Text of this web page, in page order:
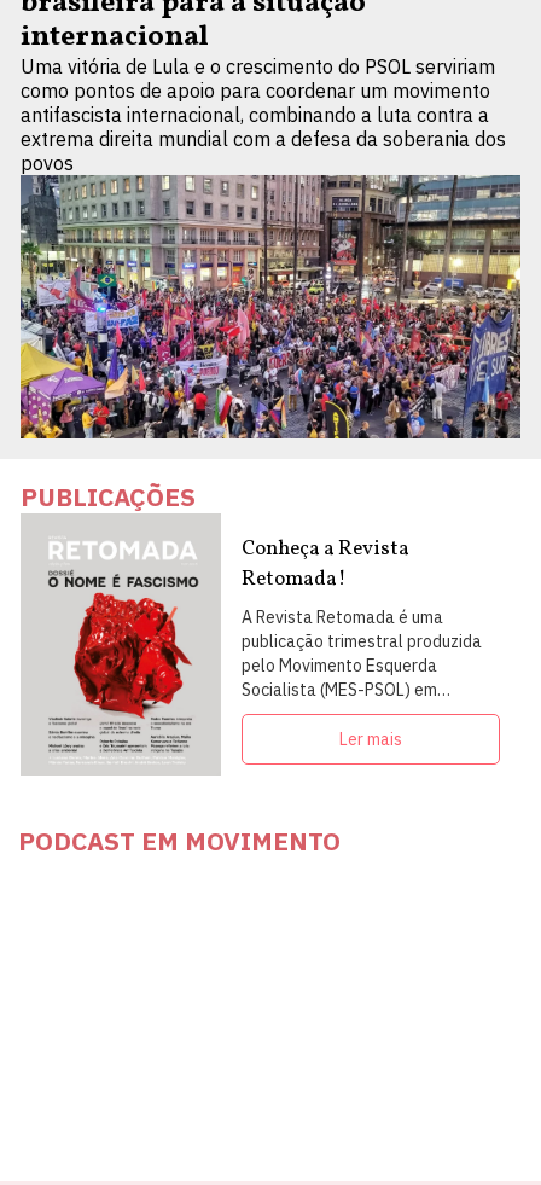
internacional
Uma vitória de Lula e o crescimento do PSOL serviriam
como pontos de apoio para coordenar um movimento
antifascista internacional, combinando a luta contra a
extrema direita mundial com a defesa da soberania dos
povos
PUBLICAÇÕES
Conheça a Revista
Retomada!
A Revista Retomada é uma
publicação trimestral produzida
pelo Movimento Esquerda
Socialista (MES-PSOL) em
articulação com intelectuais,
militantes e artistas
Ler mais
PODCAST EM MOVIMENTO